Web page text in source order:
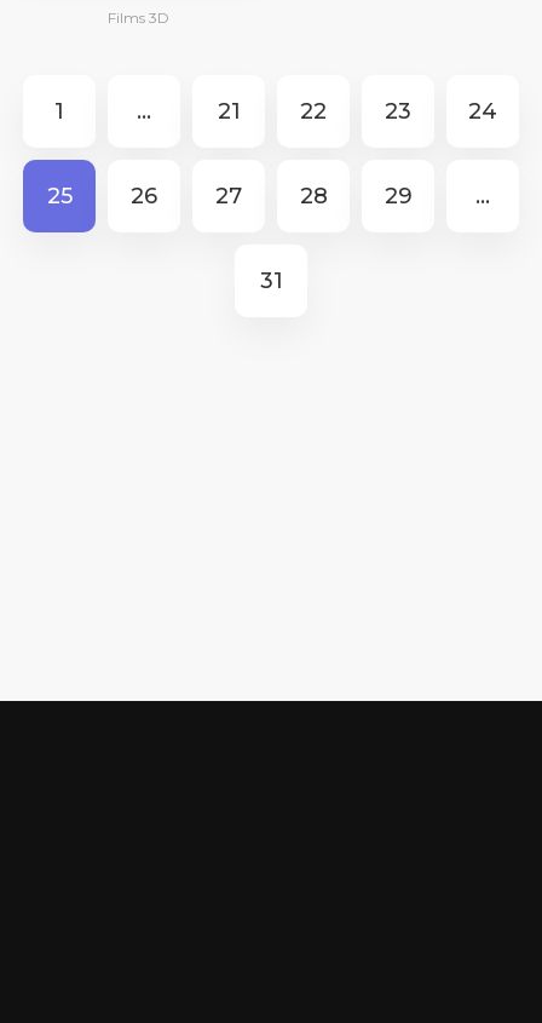
Films 3D
1 ... 21 22 23 24
25 26 27 28 29 ...
31